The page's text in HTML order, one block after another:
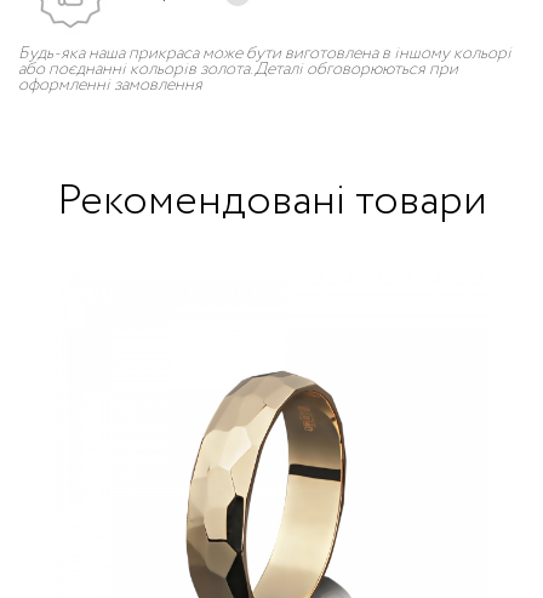
Будь-яка наша прикраса може бути виготовлена в іншому кольорі
або поєднанні кольорів золота. Деталі обговорюються при
оформленні замовлення
Рекомендовані товари